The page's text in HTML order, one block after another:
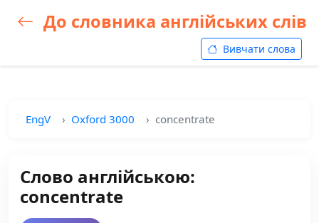
До словника англійських слів
Вивчати слова
EngV Oxford 3000 concentrate
Слово англійською:
concentrate